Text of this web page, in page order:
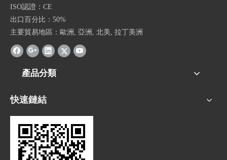
ISO認證：CE
出口百分比：50%
主要貿易地區：歐洲, 亞洲, 北美, 拉丁美洲
產品分類
快速鏈結